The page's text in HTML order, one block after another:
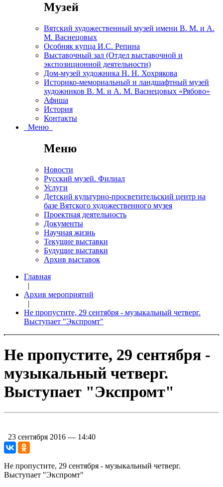
Музей
Вятский художественный музей имени В. М. и А.
М. Васнецовых
Особняк купца И.С. Репина
Выставочный зал (Отдел выставочной и
экспозиционной деятельности)
Дом-музей художника Н. Н. Хохрякова
Историко-мемориальный и ландшафтный музей
художников В. М. и А. М. Васнецовых «Рябово»
Афиша
История
Контакты
Меню
Меню
Новости
Русский музей. Филиал
Услуги
Детский культурно-просветительский центр на
базе Вятского художественного музея
Проектная деятельность
Документы
Научная жизнь
Текущие выставки
Будущие выставки
Архив выставок
Главная
|
Архив мероприятий
|
Не пропустите, 29 сентября - музыкальный четверг.
Выступает "Экспромт"
Не пропустите, 29 сентября -
музыкальный четверг.
Выступает "Экспромт"
23 сентября 2016 — 14:40
Не пропустите, 29 сентября - музыкальный четверг.
Выступает "Экспромт"